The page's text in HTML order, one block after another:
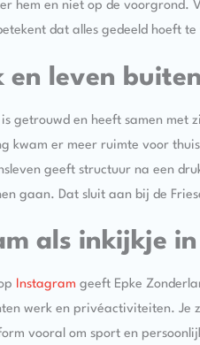
hem en niet op de voorgrond.
dat alles gedeeld hoeft te
en leven
is getrouwd en heeft samen
kwam er meer ruimte voor
geeft structuur na een
gaan. Dat sluit aan bij de
als inkijkje
Instagram geeft Epke
werk en privéactiviteiten. Je
vooral om sport en